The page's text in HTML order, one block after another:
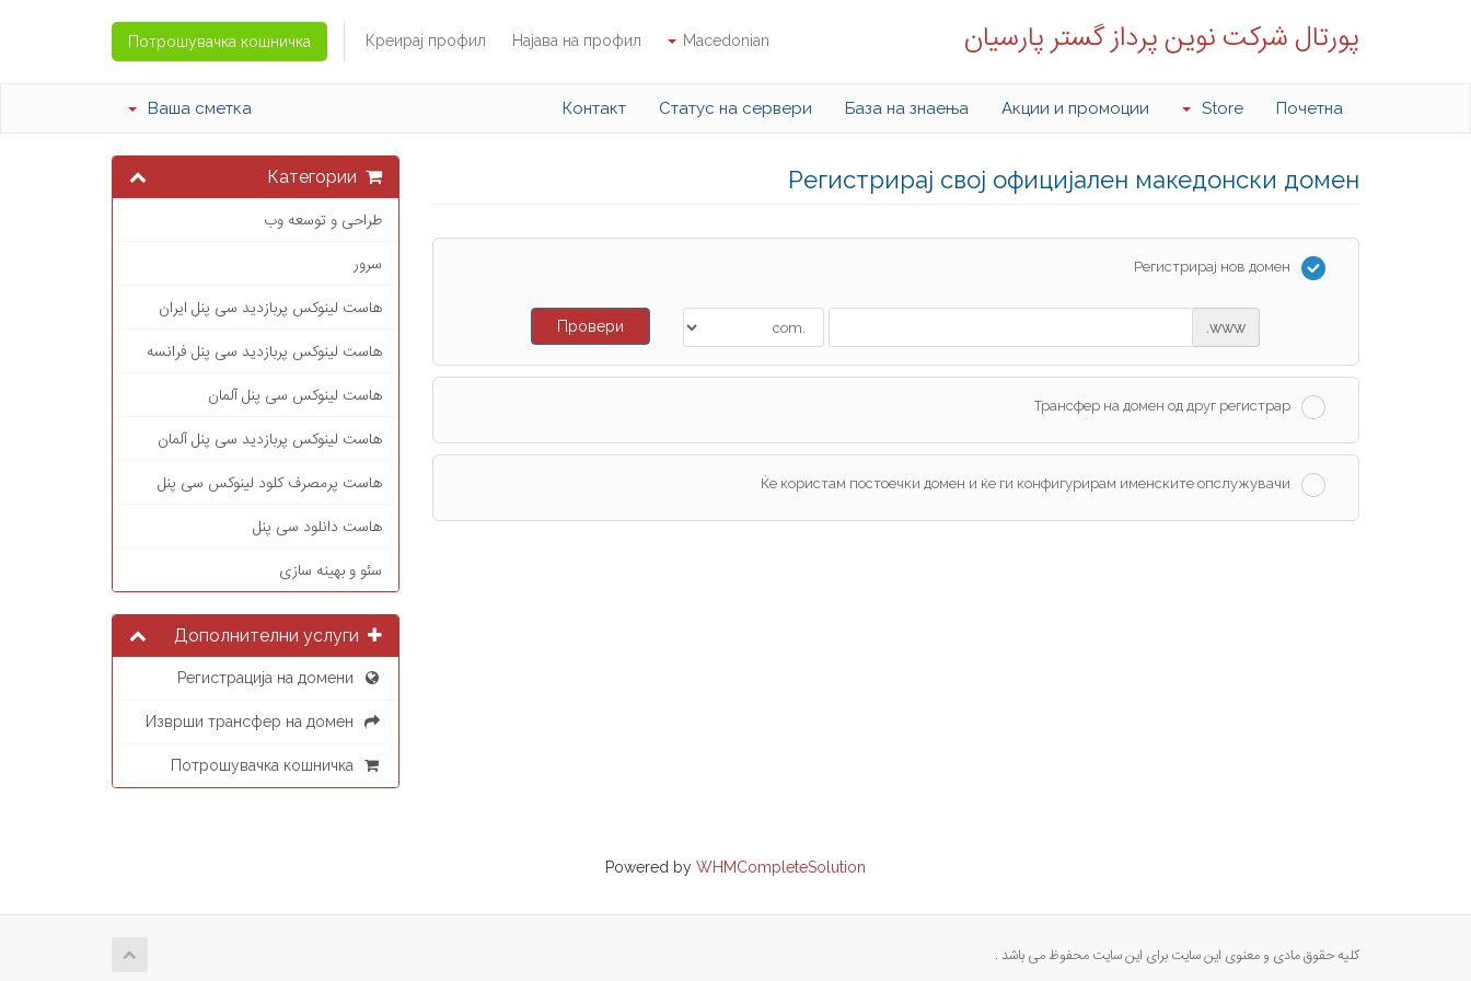
Macedonian
Најава на профил
Креирај профил
Потрошувачка кошничка پورتال شرکت نوین پرداز گستر پارسیان
Почетна
Store
Акции и промоции
База на знаења
Статус на сервери
Контакт
Ваша сметка
Регистрирај свој официјален македонски домен
طراحی و توسعه وب
سرور
هاست لینوکس پربازدید سی پنل ایران
هاست لینوکس پربازدید سی پنل فرانسه
هاست لینوکس سی پنل آلمان
هاست لینوکس پربازدید سی پنل آلمان
هاست پرمصرف کلود لینوکس سی پنل
هاست دانلود سی پنل
سئو و بهینه سازی
Регистрирај нов домен
www.
Провери
Трансфер на домен од друг регистрар
Ќе користам постоечки домен и ќе ги конфигурирам именските опслужувачи
Powered by WHMCompleteSolution
کلیه حقوق مادی و معنوی این سایت برای این سایت محفوظ می باشد .